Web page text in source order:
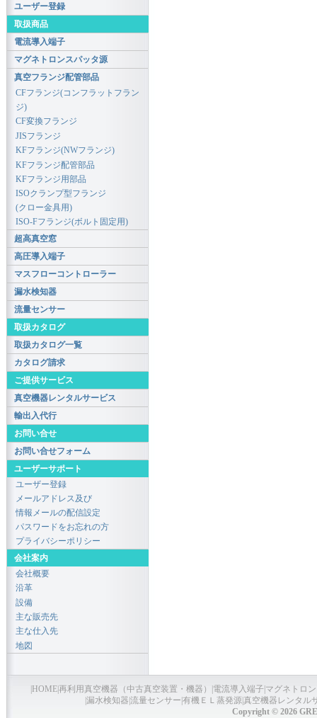
ユーザー登録
取扱商品
電流導入端子
マグネトロンスパッタ源
真空フランジ配管部品
CFフランジ(コンフラットフラン
ジ)
CF変換フランジ
JISフランジ
KFフランジ(NWフランジ)
KFフランジ配管部品
KFフランジ用部品
ISOクランプ型フランジ
(クロー金具用)
ISO-Fフランジ(ボルト固定用)
超高真空窓
高圧導入端子
マスフローコントローラー
漏水検知器
流量センサー
取扱カタログ
取扱カタログ一覧
カタログ請求
ご提供サービス
真空機器レンタルサービス
輸出入代行
お問い合せ
お問い合せフォーム
ユーザーサポート
ユーザー登録
メールアドレス及び
情報メールの配信設定
パスワードをお忘れの方
プライバシーポリシー
会社案内
会社概要
沿革
設備
主な販売先
主な仕入先
地図
HOME再利用真空機器（中古真空装置・機器） 電流導入端子 マグネトロ
漏水検知器 流量センサー 有機ＥＬ蒸発源真空機器レンタル
Copyright © 2026